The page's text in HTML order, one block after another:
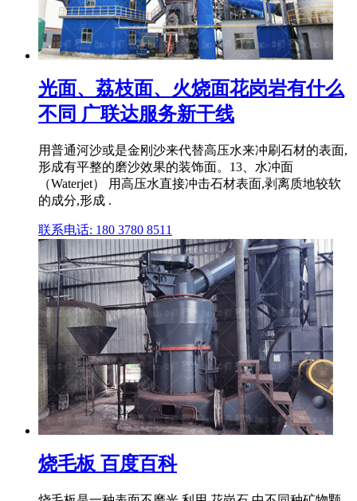
光面、荔枝面、火烧面花岗岩有什么
不同 广联达服务新干线
用普通河沙或是金刚沙来代替高压水来冲刷石材的表面,
形成有平整的磨沙效果的装饰面。13、水冲面
（Waterjet） 用高压水直接冲击石材表面,剥离质地较软
的成分,形成 .
联系电话: 180 3780 8511
烧毛板 百度百科